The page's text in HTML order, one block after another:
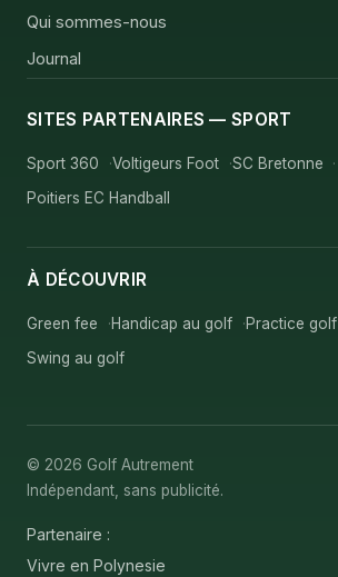
Qui sommes-nous
Journal
SITES PARTENAIRES — SPORT
Sport 360 Voltigeurs Foot
SC Bretonne
Poitiers EC Handball
À DÉCOUVRIR
Green fee Handicap au golf Practice golf
Swing au golf
© 2026 Golf Autrement
Indépendant, sans publicité.
Partenaire :
Vivre en Polynesie